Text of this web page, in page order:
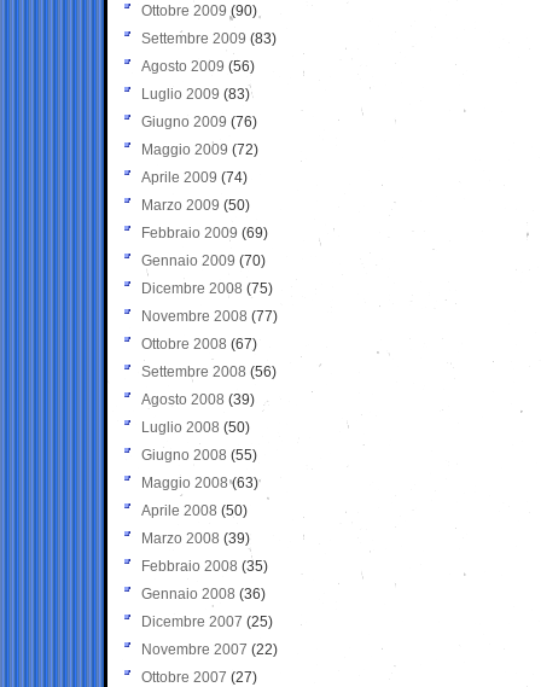
Ottobre 2009 (90)
Settembre 2009 (83)
Agosto 2009 (56)
Luglio 2009 (83)
Giugno 2009 (76)
Maggio 2009 (72)
Aprile 2009 (74)
Marzo 2009 (50)
Febbraio 2009 (69)
Gennaio 2009 (70)
Dicembre 2008 (75)
Novembre 2008 (77)
Ottobre 2008 (67)
Settembre 2008 (56)
Agosto 2008 (39)
Luglio 2008 (50)
Giugno 2008 (55)
Maggio 2008(63)
Aprile 2008 (50)
Marzo 2008 (39)
Febbraio 2008 (35)
Gennaio 2008 (36)
Dicembre 2007 (25)
Novembre 2007 (22)
Ottobre 2007 (27)